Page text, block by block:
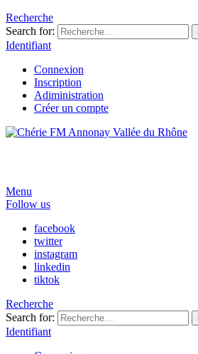
Recherche
Search for:
Identifiant
Connexion
Inscription
Adiministration
Créer un compte
Menu
Follow us
facebook
twitter
instagram
linkedin
tiktok
Recherche
Search for:
Identifiant